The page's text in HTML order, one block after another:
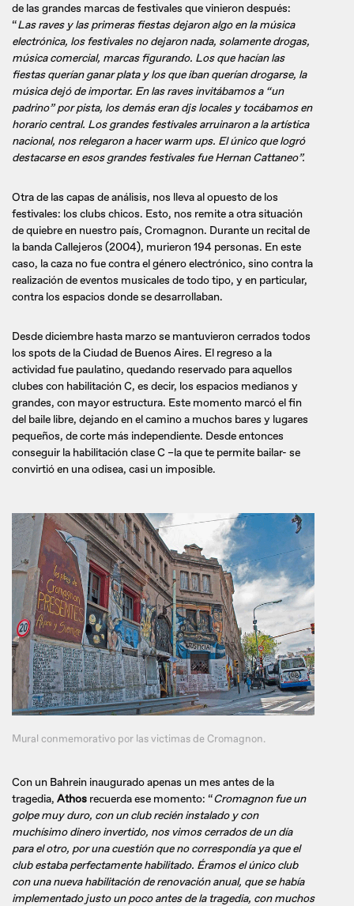
de las grandes marcas de festivales que vinieron después:
“Las raves y las primeras fiestas dejaron algo en la música
electrónica, los festivales no dejaron nada, solamente drogas,
música comercial, marcas figurando. Los que hacían las
fiestas querían ganar plata y los que iban querían drogarse, la
música dejó de importar. En las raves invitábamos a “un
padrino” por pista, los demás eran djs locales y tocábamos en
horario central. Los grandes festivales arruinaron a la artística
nacional, nos relegaron a hacer warm ups. El único que logró
destacarse en esos grandes festivales fue Hernan Cattaneo”.
Otra de las capas de análisis, nos lleva al opuesto de los
festivales: los clubs chicos. Esto, nos remite a otra situación
de quiebre en nuestro país, Cromagnon. Durante un recital de
la banda Callejeros (2004), murieron 194 personas. En este
caso, la caza no fue contra el género electrónico, sino contra la
realización de eventos musicales de todo tipo, y en particular,
contra los espacios donde se desarrollaban.
Desde diciembre hasta marzo se mantuvieron cerrados todos
los spots de la Ciudad de Buenos Aires. El regreso a la
actividad fue paulatino, quedando reservado para aquellos
clubes con habilitación C, es decir, los espacios medianos y
grandes, con mayor estructura. Este momento marcó el fin
del baile libre, dejando en el camino a muchos bares y lugares
pequeños, de corte más independiente. Desde entonces
conseguir la habilitación clase C –la que te permite bailar- se
convirtió en una odisea, casi un imposible.
Mural conmemorativo por las victimas de Cromagnon.
Con un Bahrein inaugurado apenas un mes antes de la
tragedia, Athos recuerda ese momento: “Cromagnon fue un
golpe muy duro, con un club recién instalado y con
muchísimo dinero invertido, nos vimos cerrados de un día
para el otro, por una cuestión que no correspondía ya que el
club estaba perfectamente habilitado. Éramos el único club
con una nueva habilitación de renovación anual, que se había
implementado justo un poco antes de la tragedia, con muchos